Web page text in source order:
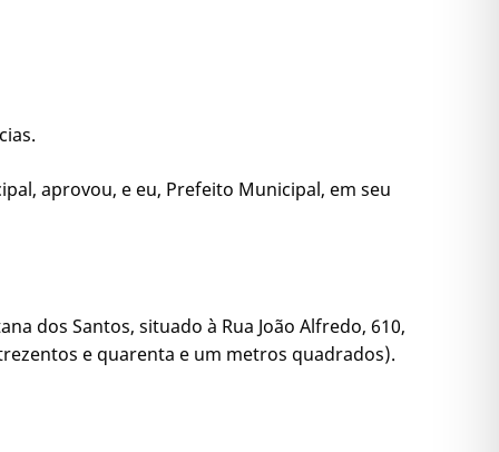
aprovou, e eu, Prefeito Municipal, em seu
dos Santos, situado à Rua João Alfredo, 610,
e quarenta e um metros quadrados).